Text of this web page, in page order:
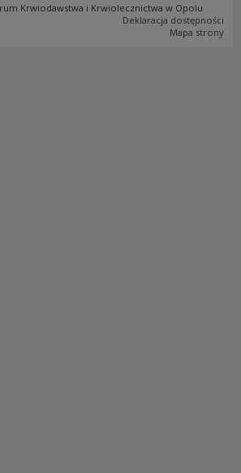
Krwiodawstwa i Krwiolecznictwa w Opolu
Deklaracja dostępności
Mapa strony